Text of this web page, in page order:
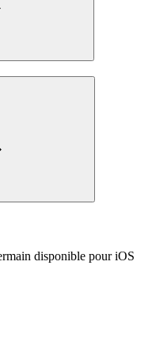
disponible pour iOS